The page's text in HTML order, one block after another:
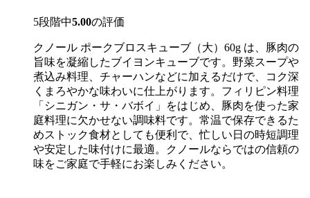
ビ
（タ
イ
モ）
入
り
22g
【KNORR】
個
5段階中5.00の評価
クノール ポークブロスキューブ（大）60g は、豚肉の
旨味を凝縮したブイヨンキューブです。野菜スープや
煮込み料理、チャーハンなどに加えるだけで、コク深
くまろやかな味わいに仕上がります。フィリピン料理
「シニガン・サ・バボイ」をはじめ、豚肉を使った家
庭料理に欠かせない調味料です。常温で保存できるた
めストック食材としても便利で、忙しい日の時短調理
や安定した味付けに最適。クノールならではの信頼の
味をご家庭で手軽にお楽しみください。